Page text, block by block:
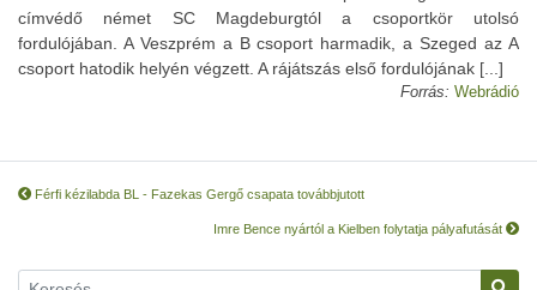
címvédő német SC Magdeburgtól a csoportkör utolsó
fordulójában. A Veszprém a B csoport harmadik, a Szeged az A
csoport hatodik helyén végzett. A rájátszás első fordulójának [...]
Forrás: Webrádió
Férfi kézilabda BL - Fazekas Gergő csapata továbbjutott
Imre Bence nyártól a Kielben folytatja pályafutását